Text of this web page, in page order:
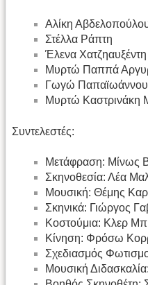
Αλίκη
Στέλλα Ράπτη
Έλενα Χατζηαυξέντη
Μυρτώ Παππά
Γωγώ Παπαϊωάννου
Μυρτώ Καστρινάκη
Συντελεστές:
Μετάφραση: Μίνως
Σκηνοθεσία: Λέα
Μουσική: Θέμης
Σκηνικά: Γιώργος
Κοστούμια: Kλερ
Κίνηση: Φρόσω
Σχεδιασμός
Μουσική